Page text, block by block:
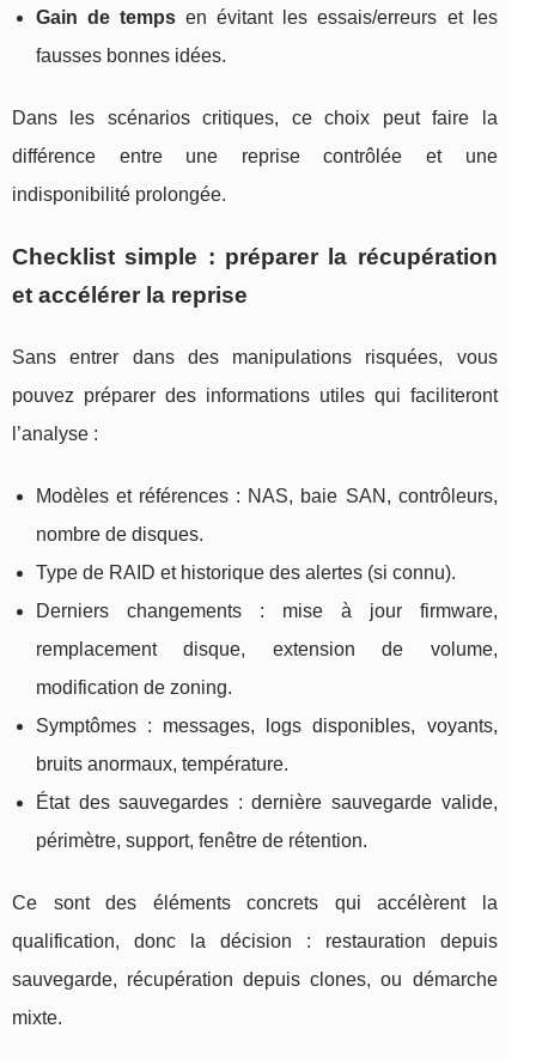
Gain de temps en évitant les essais/erreurs et les
fausses bonnes idées.
Dans les scénarios critiques, ce choix peut faire la
différence entre une reprise contrôlée et une
indisponibilité prolongée.
Checklist simple : préparer la récupération
et accélérer la reprise
Sans entrer dans des manipulations risquées, vous
pouvez préparer des informations utiles qui faciliteront
l’analyse :
Modèles et références : NAS, baie SAN, contrôleurs,
nombre de disques.
Type de RAID et historique des alertes (si connu).
Derniers changements : mise à jour firmware,
remplacement disque, extension de volume,
modification de zoning.
Symptômes : messages, logs disponibles, voyants,
bruits anormaux, température.
État des sauvegardes : dernière sauvegarde valide,
périmètre, support, fenêtre de rétention.
Ce sont des éléments concrets qui accélèrent la
qualification, donc la décision : restauration depuis
sauvegarde, récupération depuis clones, ou démarche
mixte.